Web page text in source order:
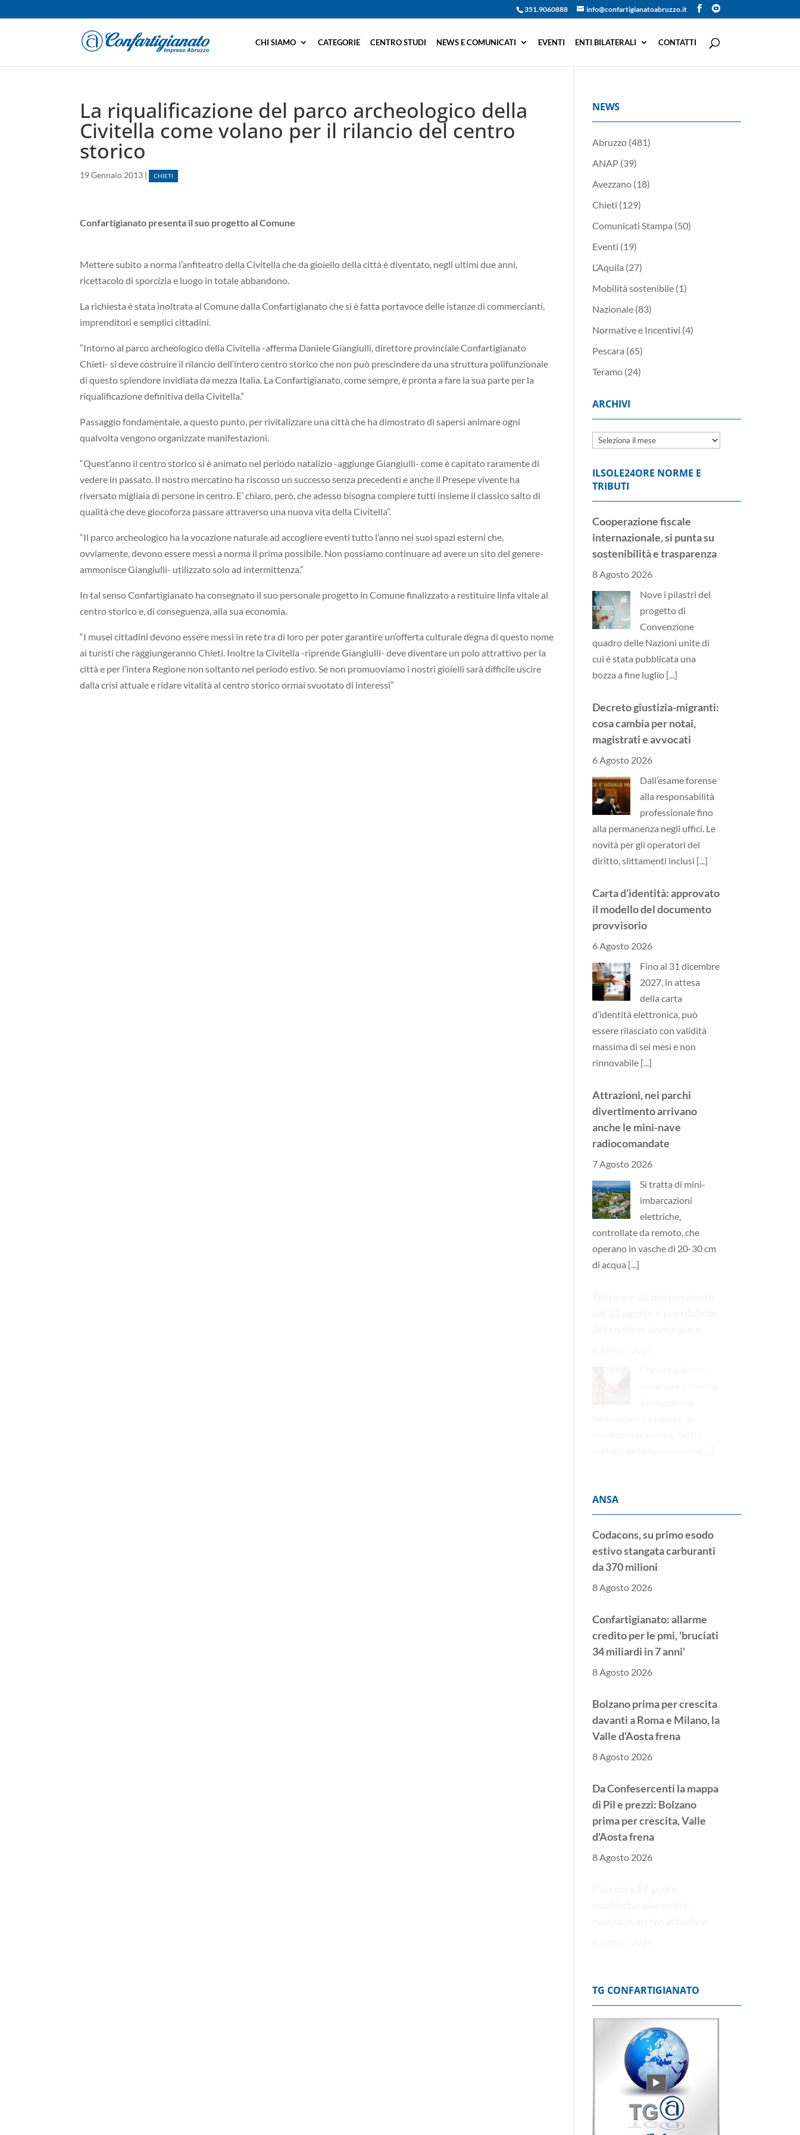
351.9060888 info@confartigianatoabruzzo.it
CHI SIAMO CATEGORIE CENTRO STUDI NEWS E COMUNICATI EVENTI ENTI BILATERALI CONTATTI
La riqualificazione del parco archeologico della
Civitella come volano per il rilancio del centro
storico
19 Gennaio 2013 | CHIETI
Confartigianato presenta il suo progetto al Comune
Mettere subito a norma l’anfiteatro della Civitella che da gioiello della città è diventato, negli ultimi due anni,
ricettacolo di sporcizia e luogo in totale abbandono.
La richiesta è stata inoltrata al Comune dalla Confartigianato che si è fatta portavoce delle istanze di commercianti,
imprenditori e semplici cittadini.
“Intorno al parco archeologico della Civitella -afferma Daniele Giangiulli, direttore provinciale Confartigianato
Chieti- si deve costruire il rilancio dell’intero centro storico che non può prescindere da una struttura polifunzionale
di questo splendore invidiata da mezza Italia. La Confartigianato, come sempre, è pronta a fare la sua parte per la
riqualificazione definitiva della Civitella.”
Passaggio fondamentale, a questo punto, per rivitalizzare una città che ha dimostrato di sapersi animare ogni
qualvolta vengono organizzate manifestazioni.
“Quest’anno il centro storico si è animato nel periodo natalizio -aggiunge Giangiulli- come è capitato raramente di
vedere in passato. Il nostro mercatino ha riscosso un successo senza precedenti e anche il Presepe vivente ha
riversato migliaia di persone in centro. E’ chiaro, però, che adesso bisogna compiere tutti insieme il classico salto di
qualità che deve giocoforza passare attraverso una nuova vita della Civitella”.
“Il parco archeologico ha la vocazione naturale ad accogliere eventi tutto l’anno nei suoi spazi esterni che,
ovviamente, devono essere messi a norma il prima possibile. Non possiamo continuare ad avere un sito del genere-
ammonisce Giangiulli- utilizzato solo ad intermittenza.”
In tal senso Confartigianato ha consegnato il suo personale progetto in Comune finalizzato a restituire linfa vitale al
centro storico e, di conseguenza, alla sua economia.
“I musei cittadini devono essere messi in rete tra di loro per poter garantire un’offerta culturale degna di questo nome
ai turisti che raggiungeranno Chieti. Inoltre la Civitella -riprende Giangiulli- deve diventare un polo attrattivo per la
città e per l’intera Regione non soltanto nel periodo estivo. Se non promuoviamo i nostri gioielli sarà difficile uscire
dalla crisi attuale e ridare vitalità al centro storico ormai svuotato di interessi”
NEWS
Abruzzo(481)
ANAP(39)
Avezzano(18)
Chieti (129)
Comunicati Stampa (50)
Eventi (19)
L’Aquila (27)
Mobilità sostenibile(1)
Nazionale(83)
Normative e Incentivi (4)
Pescara (65)
Teramo(24)
ARCHIVI
Archivi
ILSOLE24ORE NORME E
TRIBUTI
Cooperazione fiscale
internazionale, si punta su
sostenibilità e trasparenza
8 Agosto 2026
Nove i pilastri del
progetto di
Convenzione
quadro delle Nazioni unite di
cui è stata pubblicata una
bozza a fine luglio [...]
Decreto giustizia-migranti:
cosa cambia per notai,
magistrati e avvocati
6 Agosto 2026
Dall’esame forense
alla responsabilità
professionale fino
alla permanenza negli uffici. Le
novità per gli operatori del
diritto, slittamenti inclusi [...]
Carta d’identità: approvato
il modello del documento
provvisorio
6 Agosto 2026
Fino al 31 dicembre
2027, in attesa
della carta
d’identità elettronica, può
essere rilasciato con validità
massima di sei mesi e non
rinnovabile [...]
Attrazioni, nei parchi
divertimento arrivano
anche le mini-nave
radiocomandate
7 Agosto 2026
Si tratta di mini-
imbarcazioni
elettriche,
controllate da remoto, che
operano in vasche di 20-30 cm
di acqua [...]
ANSA
Codacons, su primo esodo
estivo stangata carburanti
da 370 milioni
8 Agosto 2026
Confartigianato: allarme
credito per le pmi, 'bruciati
34 miliardi in 7 anni'
8 Agosto 2026
Bolzano prima per crescita
davanti a Roma e Milano, la
Valle d'Aosta frena
8 Agosto 2026
Da Confesercenti la mappa
di Pil e prezzi: Bolzano
prima per crescita, Valle
d'Aosta frena
8 Agosto 2026
TG CONFARTIGIANATO